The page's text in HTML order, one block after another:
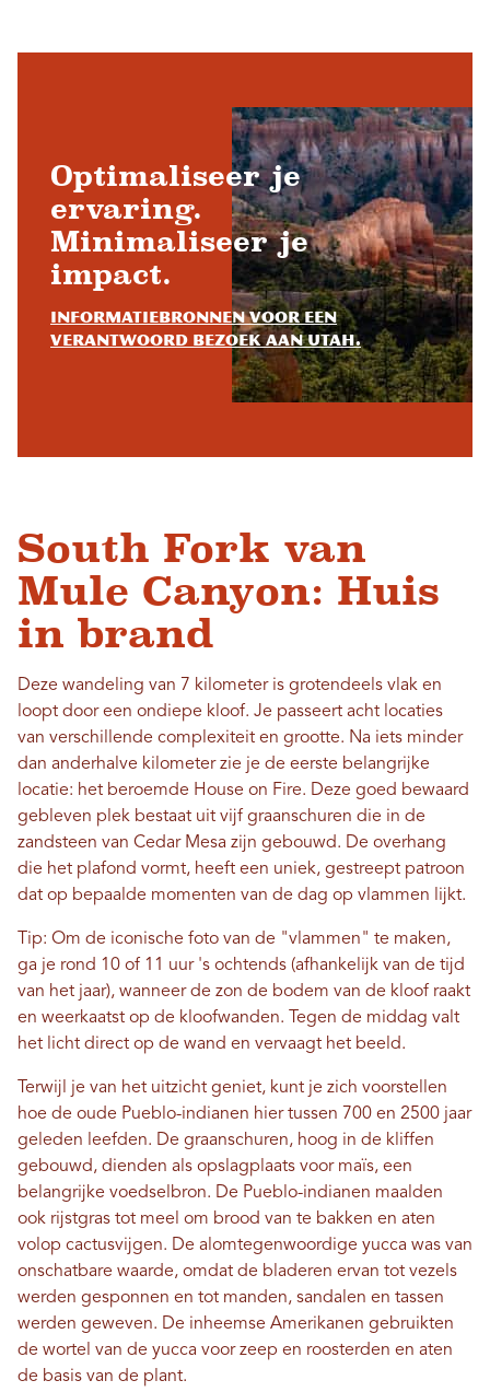
Optimaliseer je
ervaring.
Minimaliseer je
impact.
Informatiebronnen voor een
verantwoord bezoek aan Utah.
South Fork van
Mule Canyon: Huis
in brand
Deze wandeling van 7 kilometer is grotendeels vlak en
loopt door een ondiepe kloof. Je passeert acht locaties
van verschillende complexiteit en grootte. Na iets minder
dan anderhalve kilometer zie je de eerste belangrijke
locatie: het beroemde House on Fire. Deze goed bewaard
gebleven plek bestaat uit vijf graanschuren die in de
zandsteen van Cedar Mesa zijn gebouwd. De overhang
die het plafond vormt, heeft een uniek, gestreept patroon
dat op bepaalde momenten van de dag op vlammen lijkt.
Tip: Om de iconische foto van de "vlammen" te maken,
ga je rond 10 of 11 uur 's ochtends (afhankelijk van de tijd
van het jaar), wanneer de zon de bodem van de kloof raakt
en weerkaatst op de kloofwanden. Tegen de middag valt
het licht direct op de wand en vervaagt het beeld.
Terwijl je van het uitzicht geniet, kunt je zich voorstellen
hoe de oude Pueblo-indianen hier tussen 700 en 2500 jaar
geleden leefden. De graanschuren, hoog in de kliffen
gebouwd, dienden als opslagplaats voor maïs, een
belangrijke voedselbron. De Pueblo-indianen maalden
ook rijstgras tot meel om brood van te bakken en aten
volop cactusvijgen. De alomtegenwoordige yucca was van
onschatbare waarde, omdat de bladeren ervan tot vezels
werden gesponnen en tot manden, sandalen en tassen
werden geweven. De inheemse Amerikanen gebruikten
de wortel van de yucca voor zeep en roosterden en aten
de basis van de plant.